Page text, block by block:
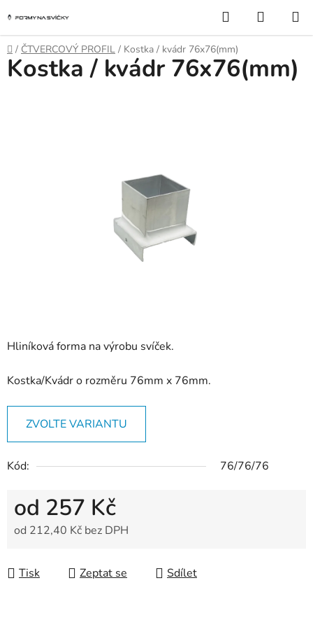
na
obsah
Hledat
KOŠÍK
Domů
/ ČTVERCOVÝ PROFIL / Kostka / kvádr 76x76(mm)
Hliníková forma na výrobu svíček.
Kostka/Kvádr o rozměru 76mm x 76mm.
ZVOLTE VARIANTU
Kód: 76/76/76
od 257 Kč
od 212,40 Kč bez DPH
Tisk
Zeptat se Sdílet
Kostka / kvádr 76x76(mm)